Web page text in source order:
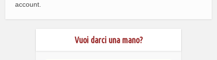
account.
Vuoi darci una mano?